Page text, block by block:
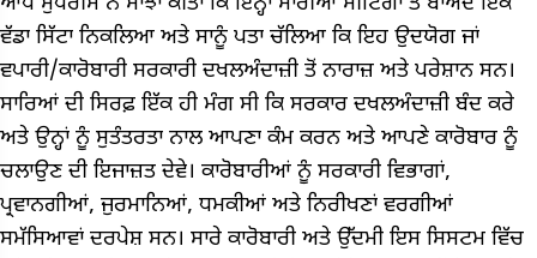
ਵੱਡਾ ਸਿੱਟਾ ਨਿਕਲਿਆ ਅਤੇ ਸਾਨੂੰ ਪਤਾ ਚੱਲਿਆ ਕਿ ਇਹ ਉਦਯੋਗ ਜਾਂ
ਵਪਾਰੀ/ਕਾਰੋਬਾਰੀ ਸਰਕਾਰੀ ਦਖਲਅੰਦਾਜ਼ੀ ਤੋਂ ਨਾਰਾਜ਼ ਅਤੇ ਪਰੇਸ਼ਾਨ ਸਨ।
ਸਾਰਿਆਂ ਦੀ ਸਿਰਫ਼ ਇੱਕ ਹੀ ਮੰਗ ਸੀ ਕਿ ਸਰਕਾਰ ਦਖਲਅੰਦਾਜ਼ੀ ਬੰਦ ਕਰੇ
ਅਤੇ ਉਨ੍ਹਾਂ ਨੂੰ ਸੁਤੰਤਰਤਾ ਨਾਲ ਆਪਣਾ ਕੰਮ ਕਰਨ ਅਤੇ ਆਪਣੇ ਕਾਰੋਬਾਰ ਨੂੰ
ਚਲਾਉਣ ਦੀ ਇਜਾਜ਼ਤ ਦੇਵੇ। ਕਾਰੋਬਾਰੀਆਂ ਨੂੰ ਸਰਕਾਰੀ ਵਿਭਾਗਾਂ,
ਪ੍ਰਵਾਨਗੀਆਂ, ਜੁਰਮਾਨਿਆਂ, ਧਮਕੀਆਂ ਅਤੇ ਨਿਰੀਖਣਾਂ ਵਰਗੀਆਂ
ਸਮੱਸਿਆਵਾਂ ਦਰਪੇਸ਼ ਸਨ। ਸਾਰੇ ਕਾਰੋਬਾਰੀ ਅਤੇ ਉੱਦਮੀ ਇਸ ਸਿਸਟਮ ਵਿੱਚ